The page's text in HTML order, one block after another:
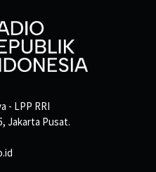
- LPP RRI
Jakarta Pusat.